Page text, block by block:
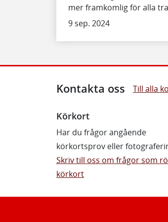
mer framkomlig för alla
9 sep. 2024
Kontakta oss Till alla
Körkort
Har du frågor angående
körkortsprov eller
Skriv till oss om frågor som
körkort